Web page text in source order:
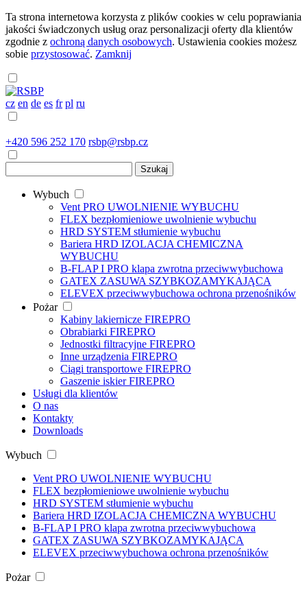
Ta strona internetowa korzysta z plików cookies w celu poprawiania
jakości świadczonych usług oraz personalizacji oferty dla klientów
zgodnie z ochroną danych osobowych. Ustawienia cookies możesz
sobie przystosować. Zamknij
cz en de es fr pl ru
+420 596 252 170 rsbp@rsbp.cz
Wybuch
Vent PRO UWOLNIENIE WYBUCHU
FLEX bezpłomieniowe uwolnienie wybuchu
HRD SYSTEM stłumienie wybuchu
Bariera HRD IZOLACJA CHEMICZNA
WYBUCHU
B-FLAP I PRO klapa zwrotna przeciwwybuchowa
GATEX ZASUWA SZYBKOZAMYKAJĄCA
ELEVEX przeciwwybuchowa ochrona przenośników
Pożar
Kabiny lakiernicze FIREPRO
Obrabiarki FIREPRO
Jednostki filtracyjne FIREPRO
Inne urządzenia FIREPRO
Ciągi transportowe FIREPRO
Gaszenie iskier FIREPRO
Usługi dla klientów
O nas
Kontakty
Downloads
Wybuch
Vent PRO UWOLNIENIE WYBUCHU
FLEX bezpłomieniowe uwolnienie wybuchu
HRD SYSTEM stłumienie wybuchu
Bariera HRD IZOLACJA CHEMICZNA WYBUCHU
B-FLAP I PRO klapa zwrotna przeciwwybuchowa
GATEX ZASUWA SZYBKOZAMYKAJĄCA
ELEVEX przeciwwybuchowa ochrona przenośników
Pożar